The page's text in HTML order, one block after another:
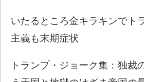
いたるところ金キラキンでト
主義も末期症状
トランプ・ジョーク集：独裁